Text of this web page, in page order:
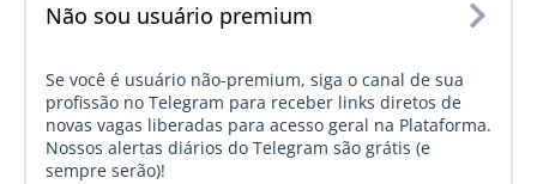
Não sou usuário premium
Se você é usuário não-premium, siga o canal de sua
profissão no Telegram para receber links diretos de
novas vagas liberadas para acesso geral na Plataforma.
Nossos alertas diários do Telegram são grátis (e
sempre serão)!